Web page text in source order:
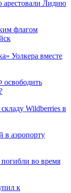
арестовали Лидию
флагом
Уолкера вместе
Wildberries в
в аэропорту
во время
к